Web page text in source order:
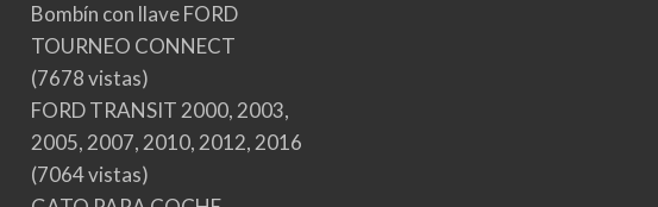
Bombín con llave FORD
TOURNEO CONNECT
(7678 vistas)
FORD TRANSIT 2000, 2003,
2005, 2007, 2010, 2012, 2016
(7064 vistas)